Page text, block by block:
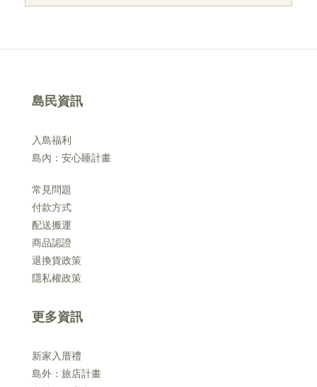
島民資訊
入島福利
島內：安心睡計畫
常見問題
付款方式
配送搬運
商品認證
退換貨政策
隱私權政策
更多資訊
新家入厝禮
島外：旅店計畫